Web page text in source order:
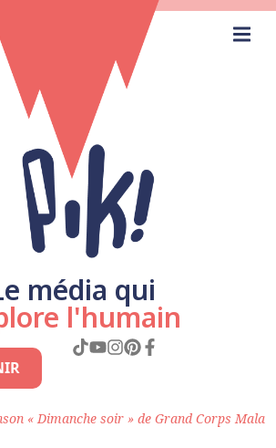
média qui
l'humain
« Dimanche soir » de Grand Corps Mala